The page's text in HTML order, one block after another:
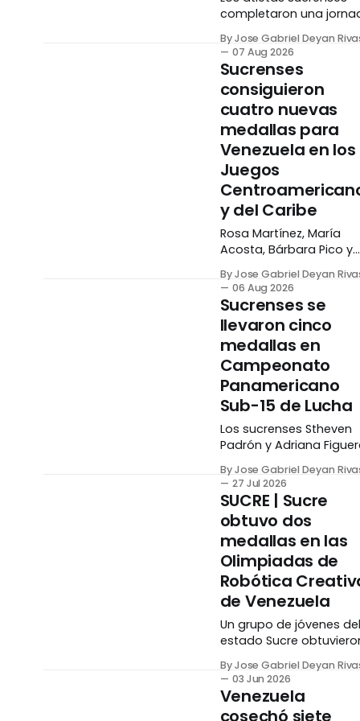
completaron una
en los Juegos
Centroamericanos y del
Caribe tras conseguir
medallas (dos de oro,
plata y bronce) en los
Juegos
Centroamericanos y del
Caribe de Santo
Domingo. En cuanto al
desempeño individual
canotaje, Yocelin
Canache subió al tercer
lugar del
By Jose Gabriel Deyan
07 Aug 2026
Sucrenses
consiguieron
cuatro nuevas
medallas para
Venezuela en los
Juegos
y del Caribe
Rosa Martínez, María
Acosta, Bárbara Pico y
alto el nombre de
Venezuela y el estado
Sucre tras sumar cuatro
medallas en los Juegos
Centroamericanos y del
Caribe que se disputan
en Santo Domingo.
Martínez se colgó la
presea de bronce en la
prueba de Triatlón
Femenino
By Jose Gabriel Deyan
06 Aug 2026
Sucrenses se
llevaron cinco
medallas en
Campeonato
Panamericano
Sub-15 de Lucha
Los sucrenses Stheven
Padrón y Adriana
de ensueño en el
Campeonato
Panamericano Sub-15 de
Lucha disputado en la
Ciudad de México, tras
cosechar cinco medallas
entre los dos. Padrón
obtuvo tres preseas,
de oro y una de plata. La
primera llegó tras
conseguir el segundo
By Jose Gabriel Deyan
27 Jul 2026
SUCRE | Sucre
obtuvo dos
medallas en las
Olimpiadas de
Robótica
de Venezuela
Un grupo de jóvenes del
estado Sucre
de bronce en las
Olimpiadas de Robótica
Creativa (ORC) 2026,
By Jose Gabriel Deyan
03 Jun 2026
Venezuela
cosechó siete